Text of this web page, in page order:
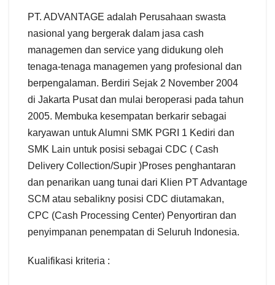
PT. ADVANTAGE adalah Perusahaan swasta
nasional yang bergerak dalam jasa cash
managemen dan service yang didukung oleh
tenaga-tenaga managemen yang profesional dan
berpengalaman. Berdiri Sejak 2 November 2004
di Jakarta Pusat dan mulai beroperasi pada tahun
2005. Membuka kesempatan berkarir sebagai
karyawan untuk Alumni SMK PGRI 1 Kediri dan
SMK Lain untuk posisi sebagai CDC ( Cash
Delivery Collection/Supir )Proses penghantaran
dan penarikan uang tunai dari Klien PT Advantage
SCM atau sebalikny posisi CDC diutamakan,
CPC (Cash Processing Center) Penyortiran dan
penyimpanan penempatan di Seluruh Indonesia.
Kualifikasi kriteria :